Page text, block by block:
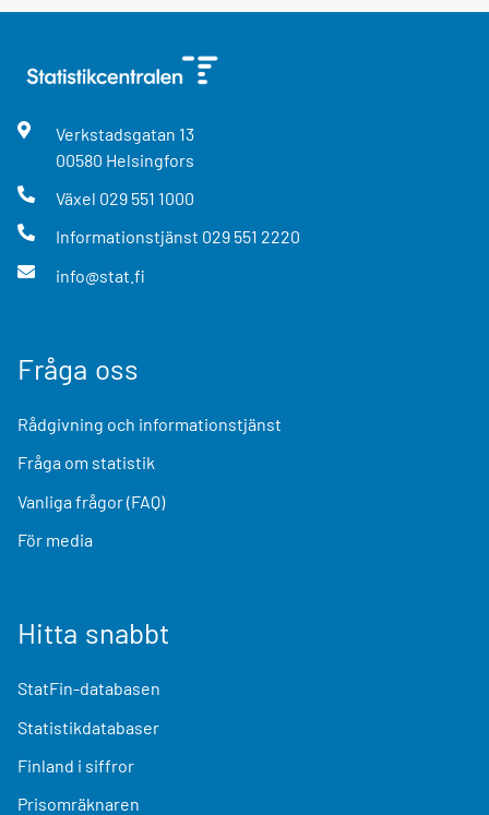
Verkstadsgatan 13
00580 Helsingfors
Växel 029 551 1000
Informationstjänst 029 551 2220
info@stat.fi
Fråga oss
Rådgivning och informationstjänst
Fråga om statistik
Vanliga frågor (FAQ)
För media
Hitta snabbt
StatFin-databasen
Statistikdatabaser
Finland i siffror
Prisomräknaren